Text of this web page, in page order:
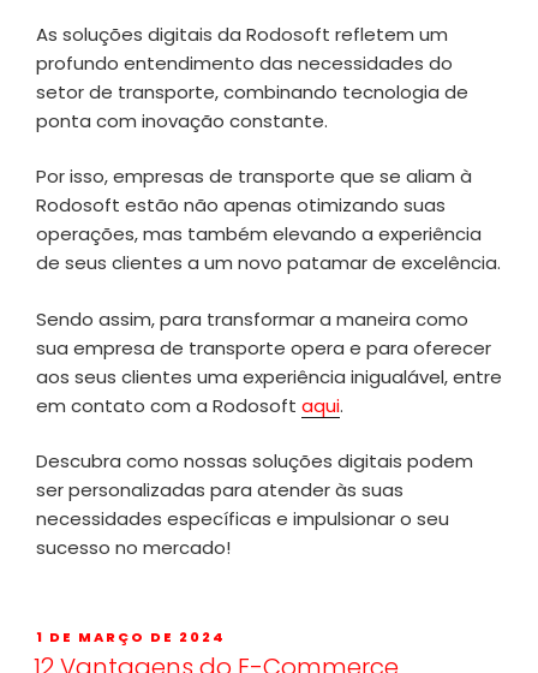
As soluções digitais da Rodosoft refletem um
profundo entendimento das necessidades do
setor de transporte, combinando tecnologia de
ponta com inovação constante.
Por isso, empresas de transporte que se aliam à
Rodosoft estão não apenas otimizando suas
operações, mas também elevando a experiência
de seus clientes a um novo patamar de excelência.
Sendo assim, para transformar a maneira como
sua empresa de transporte opera e para oferecer
aos seus clientes uma experiência inigualável, entre
em contato com a Rodosoft aqui.
Descubra como nossas soluções digitais podem
ser personalizadas para atender às suas
necessidades específicas e impulsionar o seu
sucesso no mercado!
1 DE MARÇO DE 2024